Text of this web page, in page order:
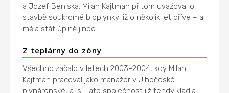
a Jozef Beniska. Milan Kajtman přitom uvažoval o
stavbě soukromé bioplynky již o několik let dříve – a
měla stát úplně jinde.
Z teplárny do zóny
Všechno začalo v letech 2003–2004, kdy Milan
Kajtman pracoval jako manažer v Jihočeské
plynárenské, a. s. Tato společnost již tehdy kladla